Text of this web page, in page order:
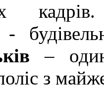
-
–
з